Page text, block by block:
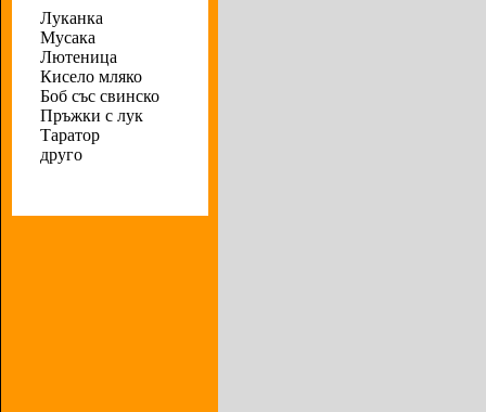
Луканка
Мусака
Лютеница
Кисело мляко
Боб със свинско
Пръжки с лук
Таратор
друго